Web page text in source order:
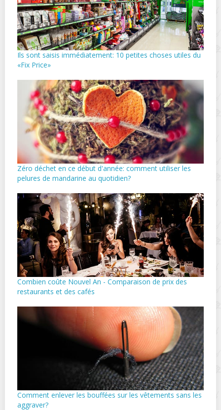
Ils sont saisis immédiatement: 10 petites choses utiles du
«Fix Price»
Zéro déchet en ce début d'année: comment utiliser les
pelures de mandarine au quotidien?
Combien coûte Nouvel An - Comparaison de prix des
restaurants et des cafés
Comment enlever les bouffées sur les vêtements sans les
aggraver?